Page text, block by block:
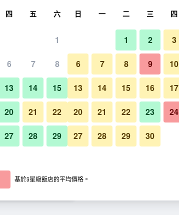
查看優惠
查看優惠
其他
尼山酒店的照片
四 五 六
1
6 7 8
13 14 15
20 21 22
27 28 29
日 一 二 三 四
1 2 3
6 7 8 9 10
13 14 15 16 17
20 21 22 23 24
27 28 29 30
基於3星級飯店的平均價格。